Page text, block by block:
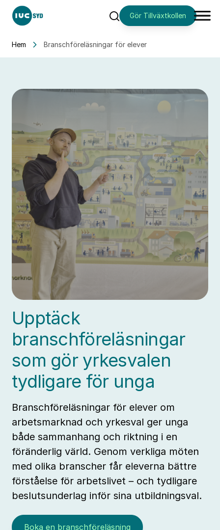
SökGör Tillväxtkollen
Hem Branschföreläsningar för elever
Upptäck
branschföreläsningar
som gör yrkesvalen
tydligare för unga
Branschföreläsningar för elever om
arbetsmarknad och yrkesval ger unga
både sammanhang och riktning i en
föränderlig värld. Genom verkliga möten
med olika branscher får eleverna bättre
förståelse för arbetslivet – och tydligare
beslutsunderlag inför sina utbildningsval.
Boka en branschföreläsning